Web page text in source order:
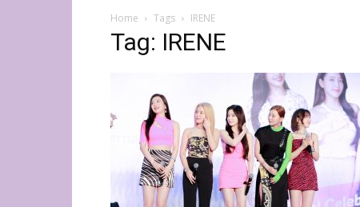
Home Tags IRENE
Tag: IRENE